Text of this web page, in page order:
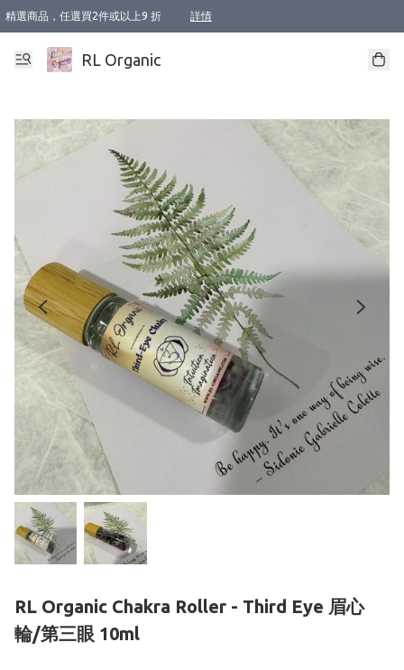
精選商品，任選買2件或以上9 折 詳情
XI周年優惠【新品自由選2件88折/3件85折】
XI周年優惠【Chakra 脈輪平衡自由選2件9折/3件85折/5件8折】
Florame 肌底自由選 2支9折 3支85折
XI周年優惠【蟲蟲退散 · 防衛結界﹞系列2件9折】
Sunki 任選2件95折
BIOFFICINA TOSCANA 任選2支9折 3支85折
Lamav 任選1件9折 2件85折
Mukti Organics 指定產品任選1件9折, 2件88折 3件85折
Intelligent Nutrients Skincare 任選2件9折
deodorant 任選2件88折
化妝品 任選2件95折
XI周年優惠【身心靈單品 任選2件9折/3件85折/5件8折】
XI周年優惠 【精油/香水 任選2件9折/3件85折/5件8折】
XI周年優惠【「關節到肌膚」全效養護 BODY OIL 組2件88折/3件85折】
XI周年優惠【夏日有機物理防曬套裝2件88折】
XI周年優惠【夏日潔面隨意選2件88折/3件85折】
XI周年優惠【逆齡奇蹟抗氧 11 自由選2件88折/3件85折/4件或以上8折】
新會員首次購物即享全單 95 折優惠！
成為VIP / VVIP 可享有生日月現金扣減獎賞優惠 !! 記得去賬户資料填上生日日期啦 !
選用順豐速運，滿$500 免運費
本地速遞 京東 送住宅/ 工商地址 $400 免運費
澳門訂單選用順豐速運，滿$800 免運費
RL Organic
RL Organic Chakra Roller - Third Eye 眉心
輪/第三眼 10ml